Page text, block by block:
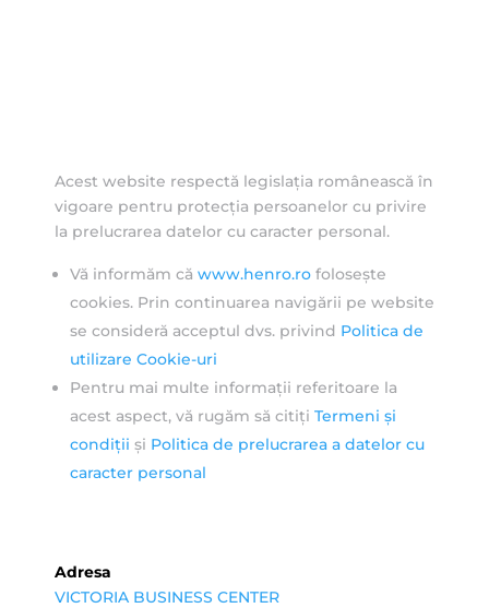
Acest website respectă legislația românească în
vigoare pentru protecția persoanelor cu privire
la prelucrarea datelor cu caracter personal.
Vă informăm că www.henro.ro folosește
cookies. Prin continuarea navigării pe website
se consideră acceptul dvs. privind Politica de
utilizare Cookie-uri
Pentru mai multe informații referitoare la
acest aspect, vă rugăm să citiți Termeni și
condiții și Politica de prelucrarea a datelor cu
caracter personal
Adresa
VICTORIA BUSINESS CENTER